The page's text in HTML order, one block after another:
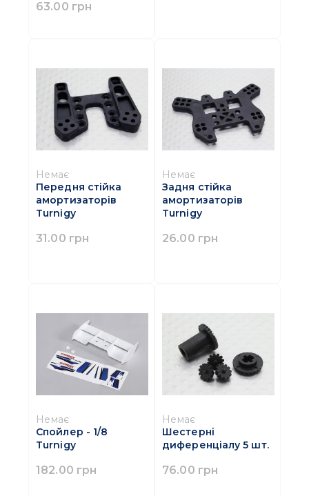
63.00 грн
Немає
Передня стійка
амортизаторів
Turnigy
31.00 грн
Немає
Задня стійка
амортизаторів
Turnigy
26.00 грн
Немає
Спойлер - 1/8
Turnigy
182.00 грн
Немає
Шестерні
диференціалу 5 шт.
76.00 грн